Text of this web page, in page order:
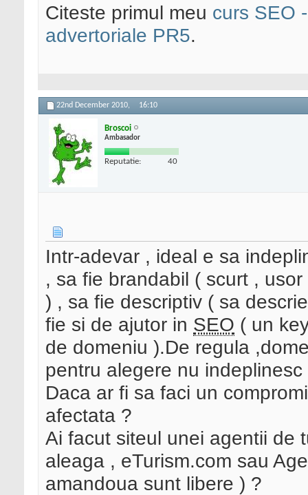
Citeste primul meu curs SEO
advertoriale PR5.
22nd December 2010, 16:10
Broscoi
Ambasador
Reputatie: 40
Intr-adevar , ideal e sa
, sa fie brandabil ( scurt ,
) , sa fie descriptiv ( sa
fie si de ajutor in SEO ( un
de domeniu ).De regula
pentru alegere nu
Daca ar fi sa faci un
afectata ?
Ai facut siteul unei agentii de
aleaga , eTurism.com sau
amandoua sunt libere ) ?